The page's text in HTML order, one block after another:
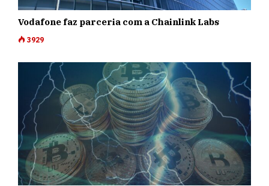
Vodafone faz parceria com a Chainlink Labs
3929